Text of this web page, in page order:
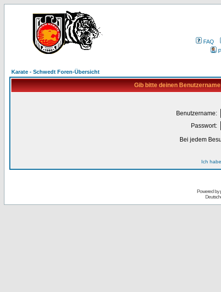
FAQ
Karate - Schwedt Foren-Übersicht
Gib bitte deinen
Benutzername:
Passwort:
Bei jedem
Ich
Powered by